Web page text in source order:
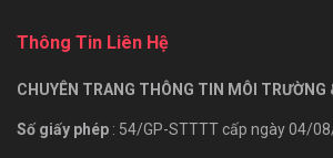
Thông Tin Liên Hệ
CHUYÊN TRANG THÔNG TIN MÔI TRƯỜNG
Số giấy phép : 54/GP-STTTT cấp ngày 04/